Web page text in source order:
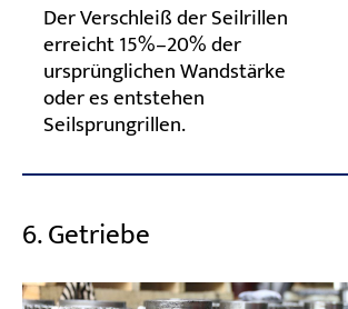
Der Verschleiß der Seilrillen
erreicht 15%–20% der
ursprünglichen Wandstärke
oder es entstehen
Seilsprungrillen.
6. Getriebe